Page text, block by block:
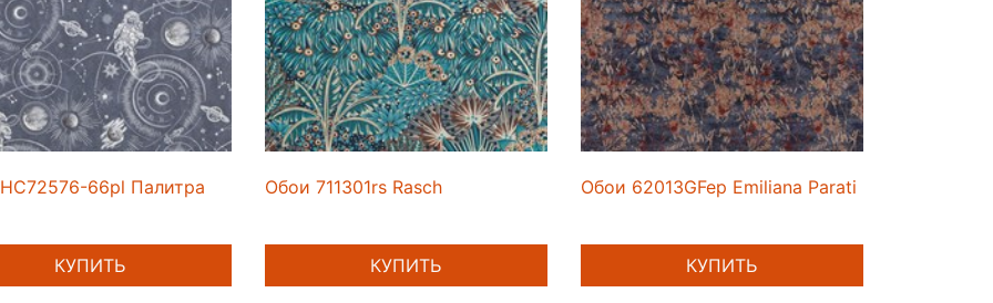
66pl Палитра
КУПИТЬ
Обои 711301rs Rasch
КУПИТЬ
Обои 62013GFep Emiliana Parati
КУПИТЬ